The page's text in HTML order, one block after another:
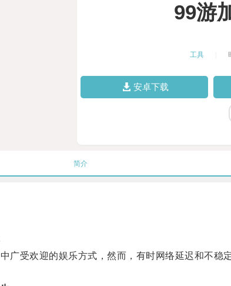
99游
工具
安卓下载
简介
受欢迎的娱乐方式，然而，有时网络延迟和不稳定